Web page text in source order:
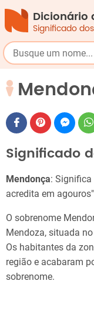
Dicionário
Significado
Significado
Mendonça: Significa
acredita em
O sobrenome
Mendoza, situada
Os habitantes da
região e acabaram
sobrenome.